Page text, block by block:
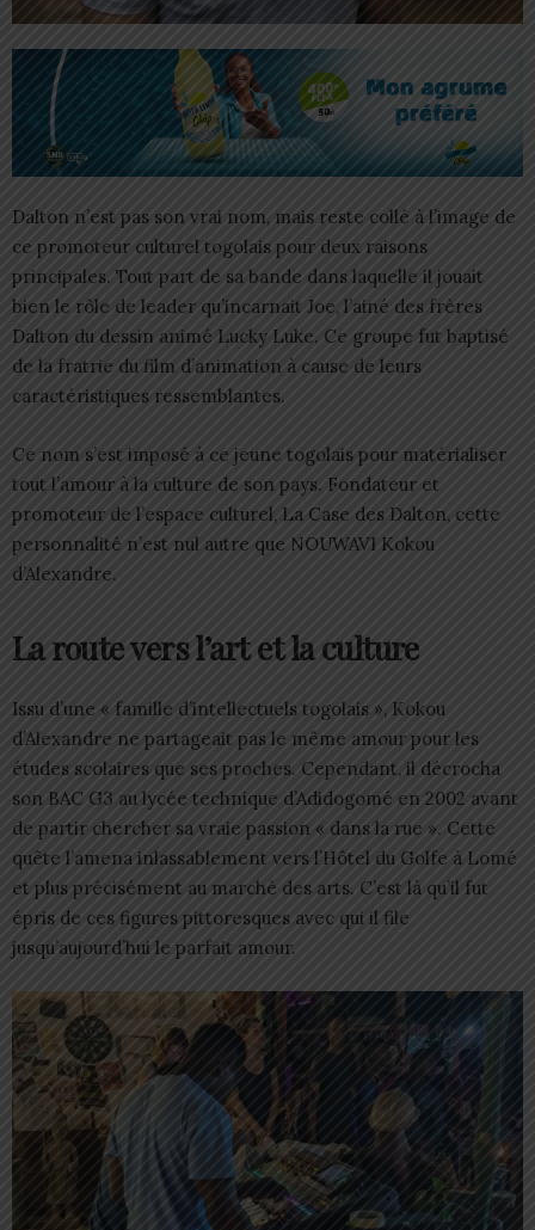
Dalton n’est pas son vrai nom, mais reste collé à l’image de
ce promoteur culturel togolais pour deux raisons
principales. Tout part de sa bande dans laquelle il jouait
bien le rôle de leader qu’incarnait Joe, l’ainé des frères
Dalton du dessin animé Lucky Luke. Ce groupe fut baptisé
de la fratrie du film d’animation à cause de leurs
caractéristiques ressemblantes.
Ce nom s’est imposé à ce jeune togolais pour matérialiser
tout l’amour à la culture de son pays. Fondateur et
promoteur de l’espace culturel, La Case des Dalton, cette
personnalité n’est nul autre que NOUWAVI Kokou
d’Alexandre.
La route vers l’art et la culture
Issu d’une « famille d’intellectuels togolais », Kokou
d’Alexandre ne partageait pas le même amour pour les
études scolaires que ses proches. Cependant, il décrocha
son BAC G3 au lycée technique d’Adidogomé en 2002 avant
de partir chercher sa vraie passion « dans la rue ». Cette
quête l’amena inlassablement vers l’Hôtel du Golfe à Lomé
et plus précisément au marché des arts. C’est là qu’il fut
épris de ces figures pittoresques avec qui il file
jusqu’aujourd’hui le parfait amour.